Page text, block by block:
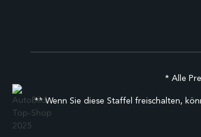
* Alle
** Wenn Sie diese Staffel freischalten,